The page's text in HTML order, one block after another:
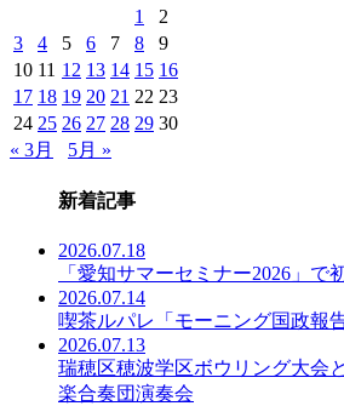
覧
1
2
3
4 5 6 7 8
9
10 11 12 13 14 15 16
17 18 19 20 21 22 23
24 25 26 27 28 29 30
« 3月
5月 »
新着記事
2026.07.18
「愛知サマーセミナー2026」で
2026.07.14
喫茶ルパレ「モーニング国政報告
2026.07.13
瑞穂区穂波学区ボウリング大会
楽合奏団演奏会